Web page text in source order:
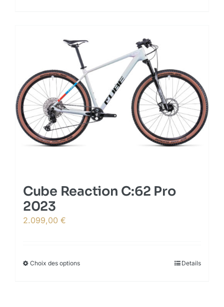
variants.
The
options
may
be
chosen
on
the
Cube Reaction C:62 Pro
2023
2.099,00 €
Choix des optionsThis
Details